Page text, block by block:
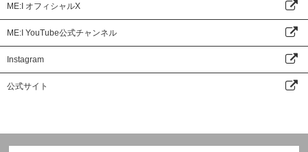
ME:I オフィシャルX
ME:I YouTube公式チャンネル
Instagram
公式サイト